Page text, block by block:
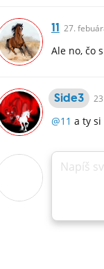
11 27.
Ale no, čo
Side3 23.
@11 a ty
Napíš